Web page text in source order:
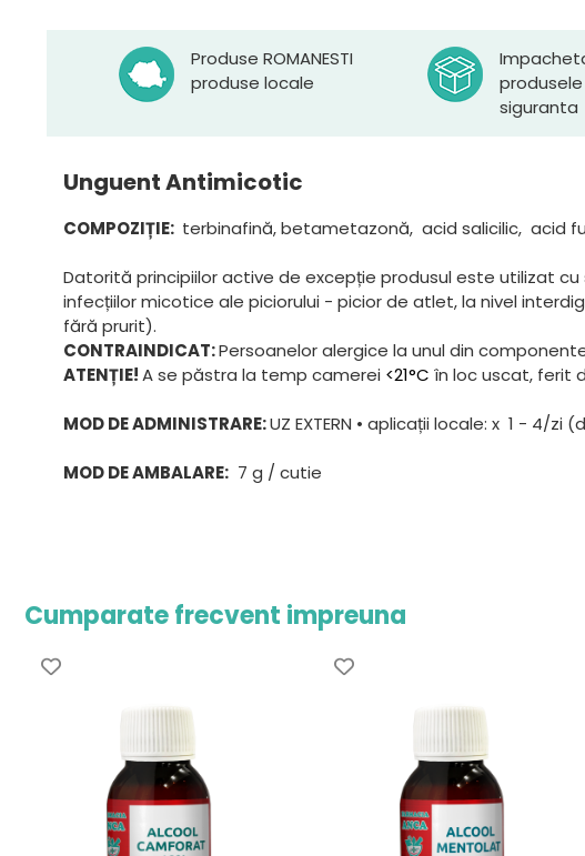
Produse ROMANESTI
produse locale
siguranta
Unguent Antimicotic
COMPOZIȚIE: terbinafină, betametazonă, acid salicilic, acid
Datorită principiilor active de excepție produsul este utilizat
infecțiilor micotice ale piciorului - picior de atlet, la nivel
fără prurit).
CONTRAINDICAT:Persoanelor alergice la unul din
ATENȚIE!A se păstra la temp camerei <21°C în loc uscat, ferit
MOD DE ADMINISTRARE:UZ EXTERN • aplicații locale: x 1 - 4/zi
MOD DE AMBALARE: 7 g / cutie
Cumparate frecvent impreuna